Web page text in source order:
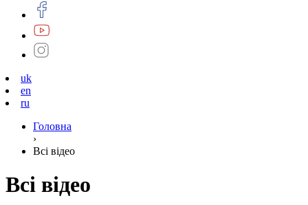
uk
en
ru
Головна
›
Всі відео
Всі відео